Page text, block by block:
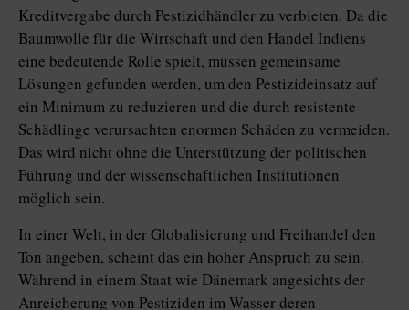
Kreditvergabe durch Pestizidhändler zu verbieten. Da die
Baumwolle für die Wirtschaft und den Handel Indiens
eine bedeutende Rolle spielt, müssen gemeinsame
Lösungen gefunden werden, um den Pestizideinsatz auf
ein Minimum zu reduzieren und die durch resistente
Schädlinge verursachten enormen Schäden zu vermeiden.
Das wird nicht ohne die Unterstützung der politischen
Führung und der wissenschaftlichen Institutionen
möglich sein.
In einer Welt, in der Globalisierung und Freihandel den
Ton angeben, scheint das ein hoher Anspruch zu sein.
Während in einem Staat wie Dänemark angesichts der
Anreicherung von Pestiziden im Wasser deren